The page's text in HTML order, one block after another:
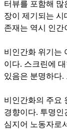
터뷰를 포함해
장이 제기되는 시
존재는 역시 인간
비인간화 위기는
이다. 스크린에
있음은 분명하다.
비인간화의 주요
경향이다. 투명인
심지어 노동자로